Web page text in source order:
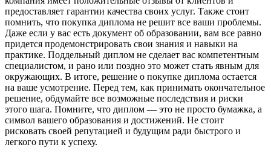
предоставляет гарантии качества своих услуг. Также стоит
помнить, что покупка диплома не решит все ваши проблемы.
Даже если у вас есть документ об образовании, вам все равно
придется продемонстрировать свои знания и навыки на
практике. Поддельный диплом не сделает вас компетентным
специалистом, и рано или поздно это может стать явным для
окружающих. В итоге, решение о покупке диплома остается
на ваше усмотрение. Перед тем, как принимать окончательное
решение, обдумайте все возможные последствия и риски
этого шага. Помните, что диплом — это не просто бумажка, а
символ вашего образования и достижений. Не стоит
рисковать своей репутацией и будущим ради быстрого и
легкого пути к успеху.